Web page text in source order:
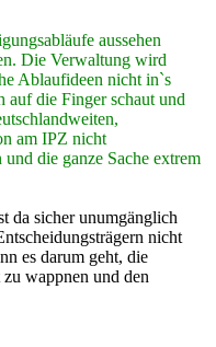
aussehen
Die Verwaltung wird
Ablaufideen nicht in`s
auf die Finger schaut und
am IPZ nicht
die ganze Sache extrem
da sicher unumgänglich
nicht
es darum geht, die
wappnen und den